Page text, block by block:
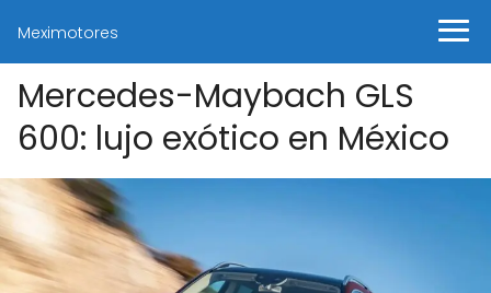
Meximotores
Mercedes-Maybach GLS
600: lujo exótico en México